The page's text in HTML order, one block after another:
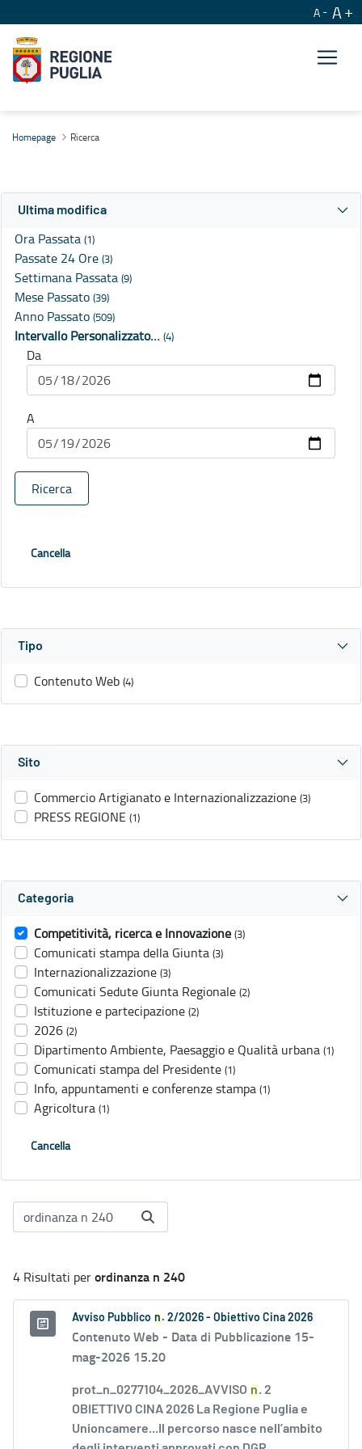
A A
Homepage Ricerca
Ultima modifica
Ora Passata (1)
Passate 24 Ore (3)
Settimana Passata (9)
Mese Passato (39)
Anno Passato (509)
Intervallo Personalizzato… (4)
Da
A
Ricerca
Cancella
Tipo
Contenuto Web (4)
Sito
Commercio Artigianato e Internazionalizzazione (3)
PRESS REGIONE (1)
Categoria
Competitività, ricerca e Innovazione (3)
Comunicati stampa della Giunta (3)
Internazionalizzazione (3)
Comunicati Sedute Giunta Regionale (2)
Istituzione e partecipazione (2)
2026 (2)
Dipartimento Ambiente, Paesaggio e Qualità urbana (1)
Comunicati stampa del Presidente (1)
Info, appuntamenti e conferenze stampa (1)
Agricoltura (1)
Cancella
4 Risultati perordinanza n 240
Avviso Pubblico n . 2/2026 - Obiettivo Cina 2026
Contenuto Web - Data di Pubblicazione 15-
mag-2026 15.20
prot_n_0277104_2026_AVVISO n. 2
OBIETTIVO CINA 2026 La Regione Puglia e
Unioncamere...Il percorso nasce nell’ambito